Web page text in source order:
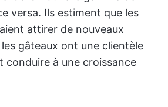
versa. Ils estiment que les
attirer de nouveaux
gâteaux ont une clientèle
conduire à une croissance